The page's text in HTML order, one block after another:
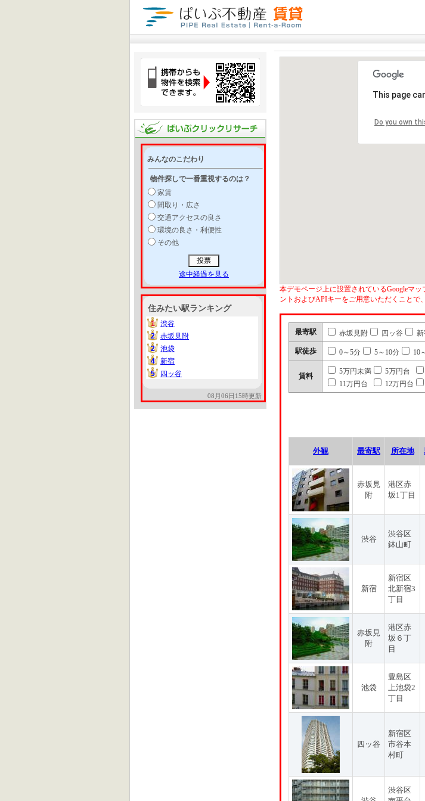
みんなのこだわり
物件探しで一番重視するのは？
家賃
間取り・広さ
交通アクセスの良さ
環境の良さ・利便性
その他
途中経過を見る
住みたい駅ランキング
1
1
渋谷
2
2
赤坂見附
2
2
池袋
4
4
新宿
5
5 四ッ谷
08月06日15時更新
This page
Do you own
本デモページ上に設置されているGoogleマ
ントおよびAPIキーをご用意いただくことで
最寄駅 赤坂見附 四ッ谷
駅徒歩 0～5分 5～10分 10
賃料
5万円未満 5万円台
11万円台
12万円台
外観 最寄駅 所在地
赤坂見
附
港区赤
坂1丁目
渋谷
渋谷区
鉢山町
新宿
新宿区
北新宿3
丁目
赤坂見
附
港区赤
坂６丁
目
池袋
豊島区
上池袋2
丁目
四ッ谷
新宿区
市谷本
村町
渋谷区